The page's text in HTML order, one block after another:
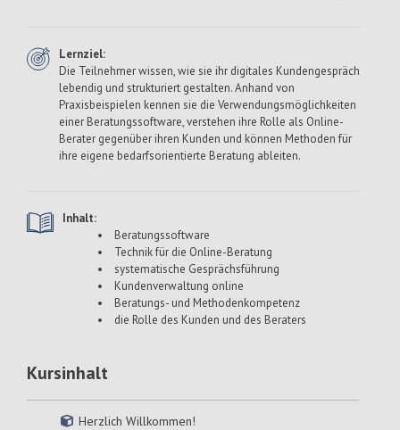
Lernziel:
Die Teilnehmer wissen, wie sie ihr digitales Kundengespräch
lebendig und strukturiert gestalten. Anhand von
Praxisbeispielen kennen sie die Verwendungsmöglichkeiten
einer Beratungssoftware, verstehen ihre Rolle als Online-
Berater gegenüber ihren Kunden und können Methoden für
ihre eigene bedarfsorientierte Beratung ableiten.
Inhalt:
Beratungssoftware
Technik für die Online-Beratung
systematische Gesprächsführung
Kundenverwaltung online
Beratungs- und Methodenkompetenz
die Rolle des Kunden und des Beraters
Kursinhalt
Herzlich Willkommen!